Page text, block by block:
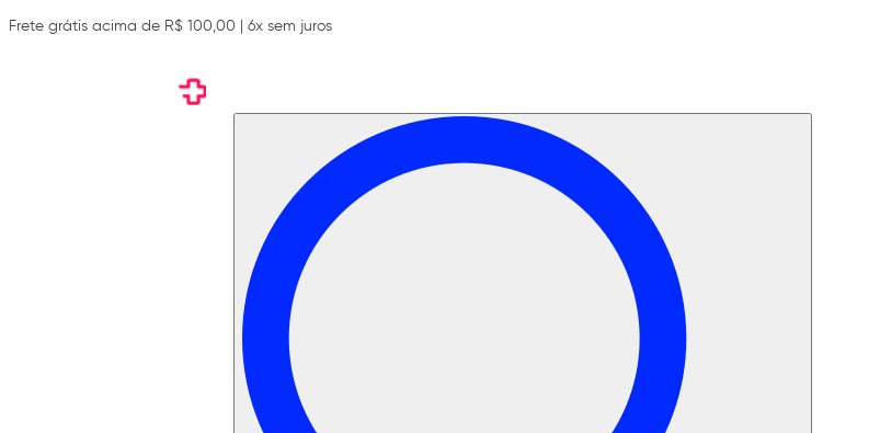
Frete grátis acima de R$ 100,00 | 6x sem juros